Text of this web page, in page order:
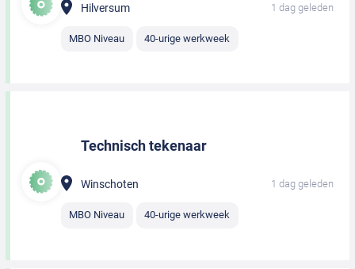
Hilversum 1 dag geleden
MBO Niveau 40-urige werkweek
Technisch tekenaar
Winschoten 1 dag geleden
MBO Niveau 40-urige werkweek